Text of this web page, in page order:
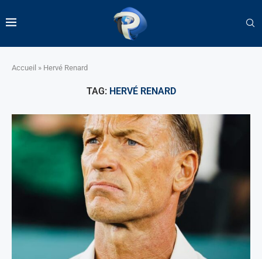
Accueil » Hervé Renard
TAG: HERVÉ RENARD